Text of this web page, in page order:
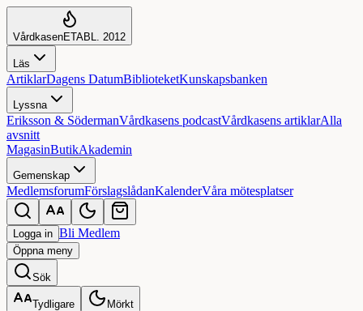
VårdkasenETABL. 2012
Läs
ArtiklarDagens DatumBiblioteketKunskapsbanken
Lyssna
Eriksson & SödermanVårdkasens podcastVårdkasens artiklarAlla
avsnitt
MagasinButikAkademin
Gemenskap
MedlemsforumFörslagslådanKalenderVåra mötesplatser
Logga in Bli Medlem
Öppnameny
Sök
Tydligare Mörkt